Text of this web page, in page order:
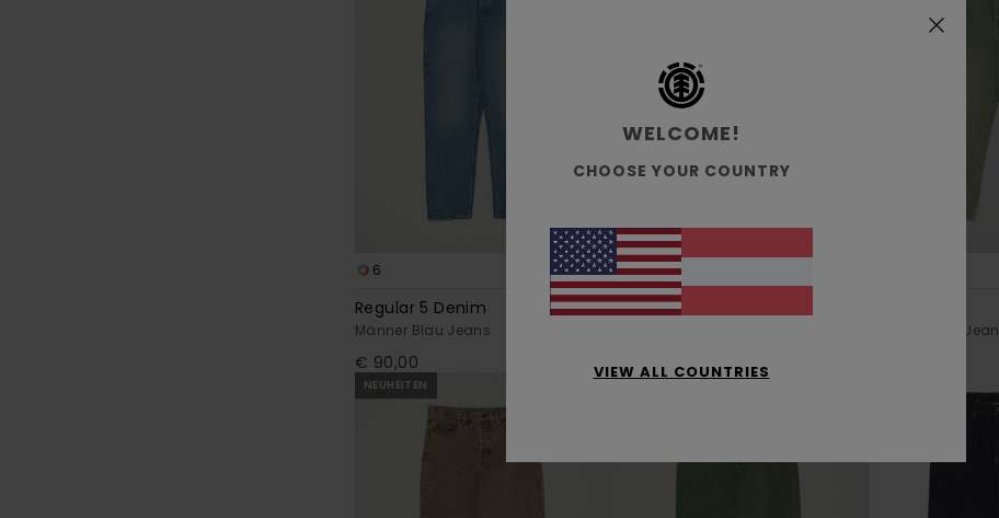
6 RECYCLED
Regular 5 Denim
Männer Blau Jeans
€ 90,00
7
Big 5 Denim
€ 90,00
Männer Grün
NEUHEITEN
WELCOME!
CHOOSE YOUR COUNTRY
VIEW ALL COUNTRIES